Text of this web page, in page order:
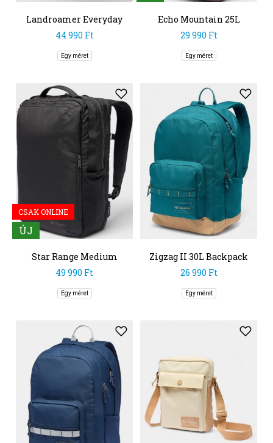
Landroamer Everyday
Backpack
44 990 Ft
Egy méret
Echo Mountain 25L
Backpack
29 990 Ft
Egy méret
CSAK ONLINE
ÚJ
Star Range Medium
Backpack
49 990 Ft
Egy méret
Zigzag II 30L Backpack
26 990 Ft
Egy méret